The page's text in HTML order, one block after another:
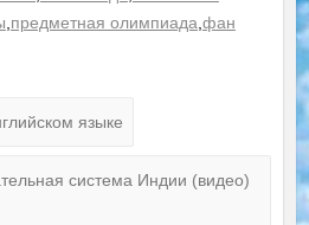
предметная олимпиада фан
языке
система Индии (видео)